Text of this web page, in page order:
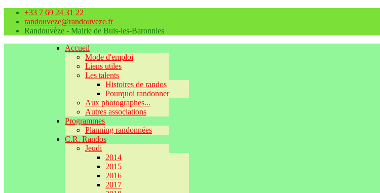
+33 7 69 24 31 22
randouveze@randouveze.fr
Randouvèze - Mairie de Buis-les-Baronnies
Accueil
Mode d'emploi
Liens utiles
Les talents
Histoires de randos
Pourquoi randonner
Aux photographes...
Autres associations
Programmes
Planning randonnées
C.R. Randos
Jeudi
2014
2015
2016
2017